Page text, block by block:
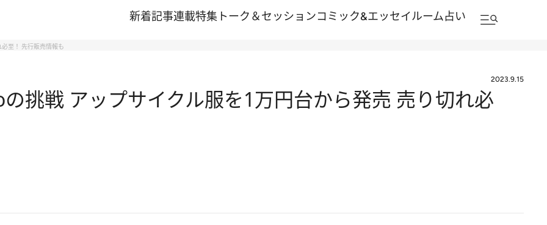
新着記事連載特集 トーク＆セッションコミック&エッセイルーム占い
至！ 先行販売情報も
2023.9.15
挑戦 アップサイクル服を1万円台から発売 売り切れ必